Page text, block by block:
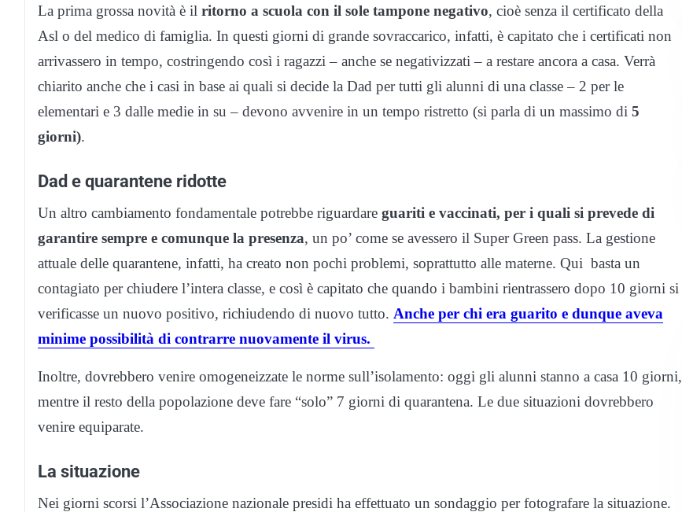
La prima grossa novità è il ritorno a scuola con il sole tampone negativo, cioè senza il certificato della
Asl o del medico di famiglia. In questi giorni di grande sovraccarico, infatti, è capitato che i certificati non
arrivassero in tempo, costringendo così i ragazzi – anche se negativizzati – a restare ancora a casa. Verrà
chiarito anche che i casi in base ai quali si decide la Dad per tutti gli alunni di una classe – 2 per le
elementari e 3 dalle medie in su – devono avvenire in un tempo ristretto (si parla di un massimo di 5
giorni).
Dad e quarantene ridotte
Un altro cambiamento fondamentale potrebbe riguardare guariti e vaccinati, per i quali si prevede di
garantire sempre e comunque la presenza, un po’ come se avessero il Super Green pass. La gestione
attuale delle quarantene, infatti, ha creato non pochi problemi, soprattutto alle materne. Qui basta un
contagiato per chiudere l’intera classe, e così è capitato che quando i bambini rientrassero dopo 10 giorni si
verificasse un nuovo positivo, richiudendo di nuovo tutto. Anche per chi era guarito e dunque aveva
minime possibilità di contrarre nuovamente il virus.
Inoltre, dovrebbero venire omogeneizzate le norme sull’isolamento: oggi gli alunni stanno a casa 10 giorni,
mentre il resto della popolazione deve fare “solo” 7 giorni di quarantena. Le due situazioni dovrebbero
venire equiparate.
La situazione
Nei giorni scorsi l’Associazione nazionale presidi ha effettuato un sondaggio per fotografare la situazione.